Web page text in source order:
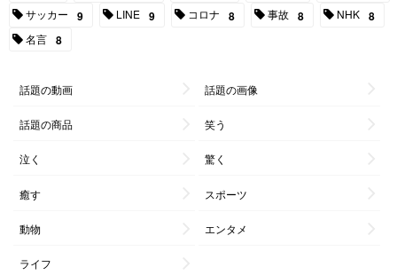
サッカー 9 LINE 9 コロナ 8 事故 8 NHK 8
名言 8
話題の動画 話題の画像
話題の商品 笑う
泣く 驚く
癒す スポーツ
動物 エンタメ
ライフ